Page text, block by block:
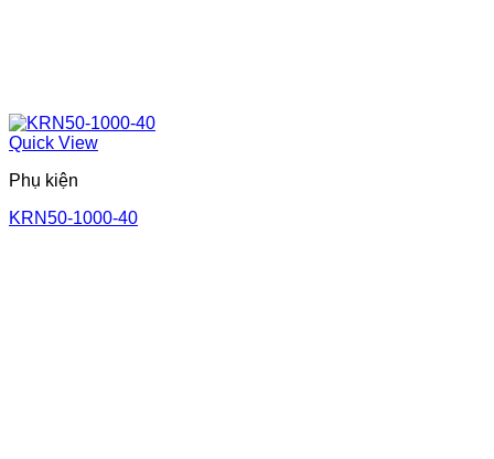
Quick View
Phụ kiện
KRN50-1000-40